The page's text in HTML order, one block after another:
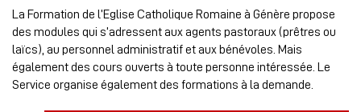
La Formation de l’Eglise Catholique Romaine à Génère propose
des modules qui s’adressent aux agents pastoraux (prêtres ou
laïcs), au personnel administratif et aux bénévoles. Mais
également des cours ouverts à toute personne intéressée. Le
Service organise également des formations à la demande.